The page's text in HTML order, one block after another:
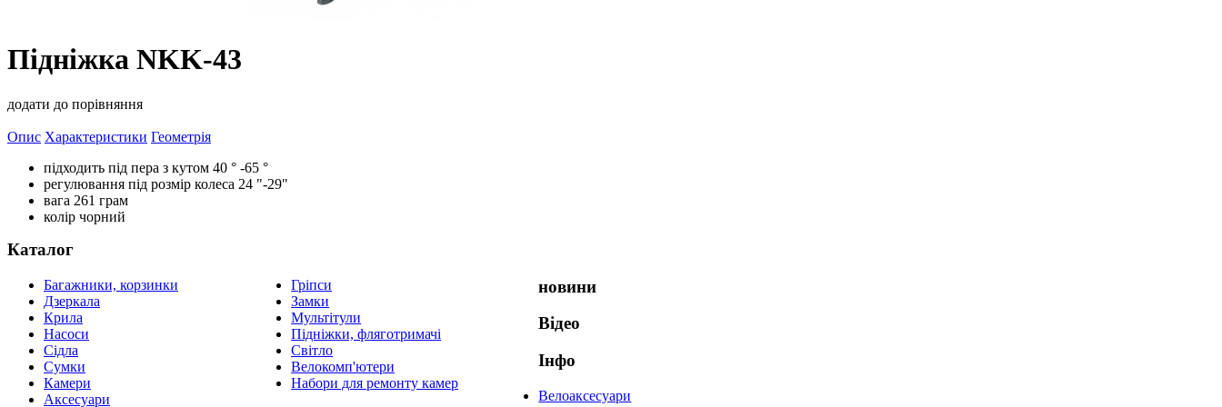
Підніжка NKK-43
додати до порівняння
Опис Характеристики Геометрія
підходить під пера з кутом 40 ° -65 °
регулювання під розмір колеса 24 "-29"
вага 261 грам
колір чорний
Каталог
Багажники, корзинки
Гріпси
Дзеркала
Замки
Крила
Мультітули
Насоси
Підніжки, фляготримачі
Сідла
Світло
Сумки
Велокомп'ютери
Камери
Набори для ремонту камер
Аксесуари
новини
Відео
Інфо
Велоаксесуари